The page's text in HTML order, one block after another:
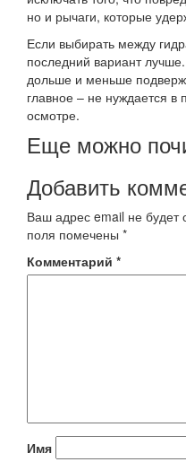
но и рычаги, которые
Если выбирать между
последний вариант
дольше и меньше
главное – не нуждается в
осмотре.
Еще можно
Добавить
Ваш адрес email не будет
поля помечены *
Комментарий *
Имя